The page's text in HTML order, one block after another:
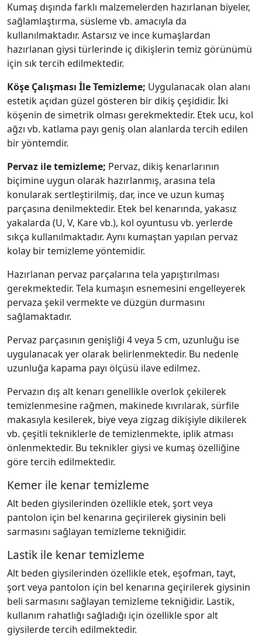
Kumaş dışında farklı malzemelerden hazırlanan biyeler,
sağlamlaştırma, süsleme vb. amacıyla da
kullanılmaktadır. Astarsız ve ince kumaşlardan
hazırlanan giysi türlerinde iç dikişlerin temiz görünümü
için sık tercih edilmektedir.
Köşe Çalışması İle Temizleme; Uygulanacak olan alanı
estetik açıdan güzel gösteren bir dikiş çeşididir. İki
köşenin de simetrik olması gerekmektedir. Etek ucu, kol
ağzı vb. katlama payı geniş olan alanlarda tercih edilen
bir yöntemdir.
Pervaz ile temizleme; Pervaz, dikiş kenarlarının
biçimine uygun olarak hazırlanmış, arasına tela
konularak sertleştirilmiş, dar, ince ve uzun kumaş
parçasına denilmektedir. Etek bel kenarında, yakasız
yakalarda (U, V, Kare vb.), kol oyuntusu vb. yerlerde
sıkça kullanılmaktadır. Aynı kumaştan yapılan pervaz
kolay bir temizleme yöntemidir.
Hazırlanan pervaz parçalarına tela yapıştırılması
gerekmektedir. Tela kumaşın esnemesini engelleyerek
pervaza şekil vermekte ve düzgün durmasını
sağlamaktadır.
Pervaz parçasının genişliği 4 veya 5 cm, uzunluğu ise
uygulanacak yer olarak belirlenmektedir. Bu nedenle
uzunluğa kapama payı ölçüsü ilave edilmez.
Pervazın dış alt kenarı genellikle overlok çekilerek
temizlenmesine rağmen, makinede kıvrılarak, sürfile
makasıyla kesilerek, biye veya zigzag dikişiyle dikilerek
vb. çeşitli tekniklerle de temizlenmekte, iplik atması
önlenmektedir. Bu teknikler giysi ve kumaş özelliğine
göre tercih edilmektedir.
Kemer ile kenar temizleme
Alt beden giysilerinden özellikle etek, şort veya
pantolon için bel kenarına geçirilerek giysinin beli
sarmasını sağlayan temizleme tekniğidir.
Lastik ile kenar temizleme
Alt beden giysilerinden özellikle etek, eşofman, tayt,
şort veya pantolon için bel kenarına geçirilerek giysinin
beli sarmasını sağlayan temizleme tekniğidir. Lastik,
kullanım rahatlığı sağladığı için özellikle spor alt
giysilerde tercih edilmektedir.